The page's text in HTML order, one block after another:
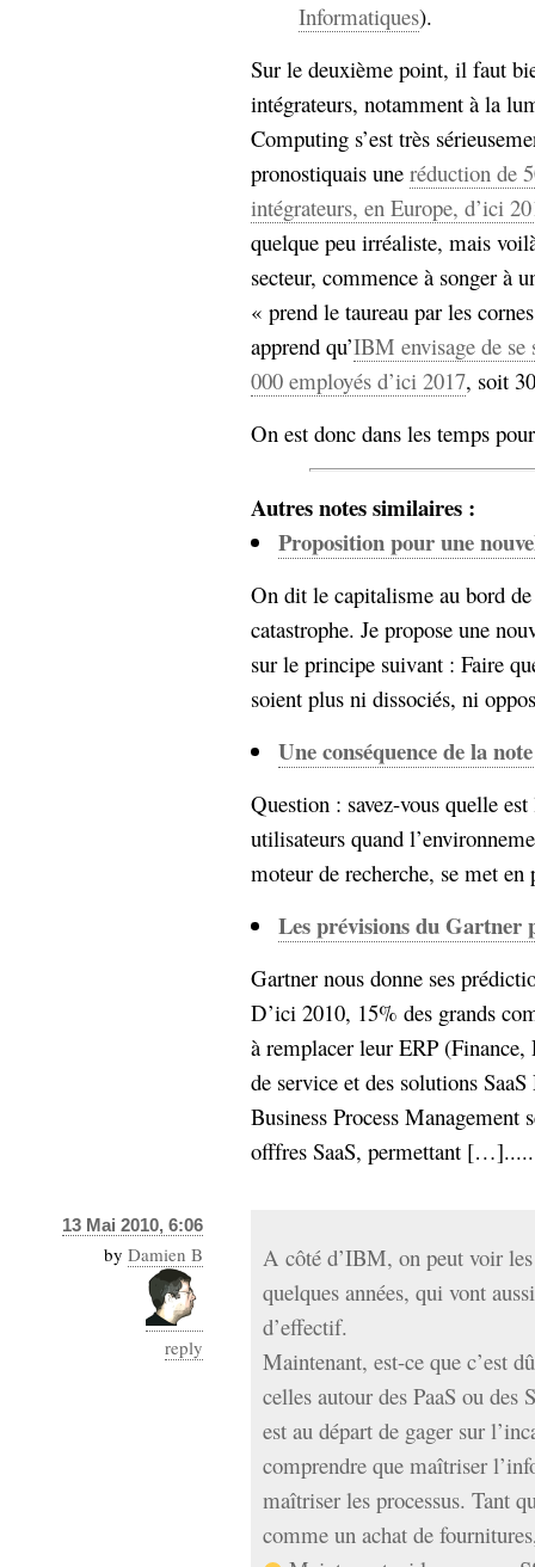
Informatiques).
Sur le deuxième point, il faut
intégrateurs, notamment à la
Computing s’est très
pronostiquais une réduction de
intégrateurs, en Europe, d’ici
quelque peu irréaliste, mais
secteur, commence à songer à
« prend le taureau par les
apprend qu’IBM envisage de se
000 employés d’ici 2017, soit
On est donc dans les temps
Autres notes similaires :
Proposition pour une
On dit le capitalisme au bord
catastrophe. Je propose une
sur le principe suivant : Faire
soient plus ni dissociés, ni
Une conséquence de la
Question : savez-vous quelle
utilisateurs quand
moteur de recherche, se met en
Les prévisions du Gartner
Gartner nous donne ses
D’ici 2010, 15% des grands
à remplacer leur ERP
de service et des solutions
Business Process Management
offfres SaaS, permettant
13 Mai 2010, 6:06
by Damien B
reply
A côté d’IBM, on peut voir
quelques années, qui vont
d’effectif.
Maintenant, est-ce que c’est
celles autour des PaaS ou des
est au départ de gager sur
comprendre que maîtriser
maîtriser les processus. Tant
comme un achat de